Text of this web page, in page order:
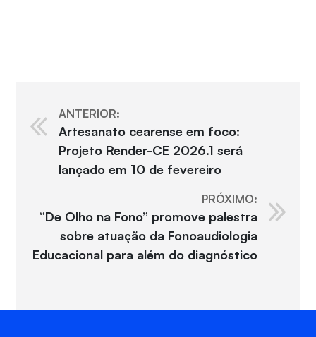
ANTERIOR:
Artesanato cearense em foco:
Projeto Render-CE 2026.1 será
lançado em 10 de fevereiro
PRÓXIMO:
“De Olho na Fono” promove palestra
sobre atuação da Fonoaudiologia
Educacional para além do diagnóstico